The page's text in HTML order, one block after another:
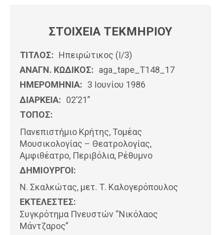
ΣΤΟΙΧΕΙΑ ΤΕΚΜΗΡΙΟΥ
ΤΙΤΛΟΣ: Ηπειρώτικος (Ι/3)
ΑΝΑΓΝ. ΚΩΔΙΚΟΣ: aga_tape_T148_17
ΗΜΕΡΟΜΗΝΊΑ: 3 Ιουνίου 1986
ΔΙΑΡΚΕΙΑ: 02’21”
ΤΟΠΟΣ:
Πανεπιστήμιο Κρήτης, Τομέας
Μουσικολογίας – Θεατρολογίας,
Αμφιθέατρο, Περιβόλια, Ρέθυμνο
ΔΗΜΙΟΥΡΓΟΙ:
Ν. Σκαλκώτας, μετ. Τ. Καλογερόπουλος
ΕΚΤΕΛΕΣΤΕΣ:
Συγκρότημα Πνευστών “Νικόλαος
Μάντζαρος”